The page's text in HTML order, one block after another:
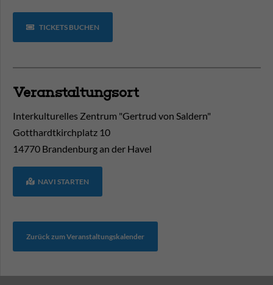
TICKETS BUCHEN
Veranstaltungsort
Interkulturelles Zentrum "Gertrud von Saldern"
Gotthardtkirchplatz 10
14770 Brandenburg an der Havel
NAVI STARTEN
Zurück zum Veranstaltungskalender